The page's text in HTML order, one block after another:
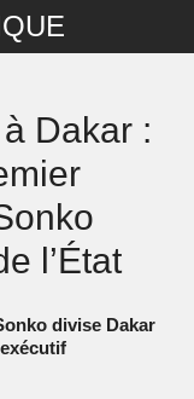
Dakar :
l’État
divise Dakar